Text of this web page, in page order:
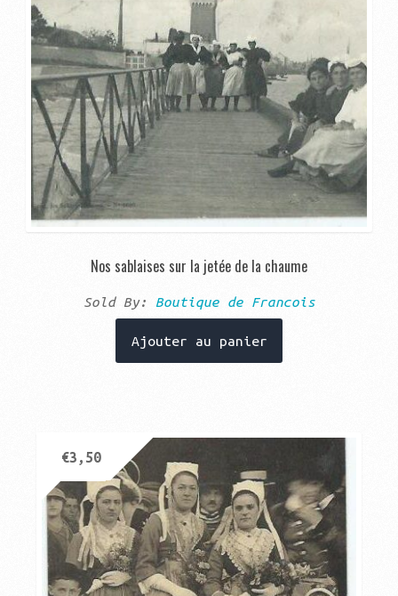
Nos sablaises sur la jetée de la chaume
Sold By: Boutique de Francois
Ajouter au panier
€3,50